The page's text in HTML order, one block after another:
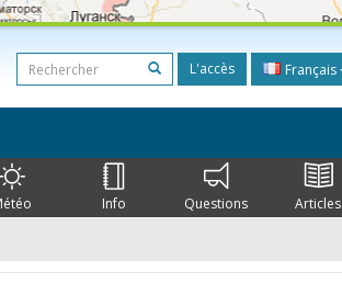
L'accès Français
Info Questions Articles